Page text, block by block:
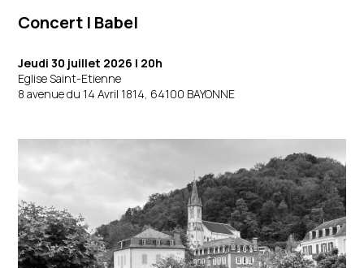
Concert | Babel
Jeudi 30 juillet 2026 | 20h
Eglise Saint-Etienne
8 avenue du 14 Avril 1814, 64100 BAYONNE